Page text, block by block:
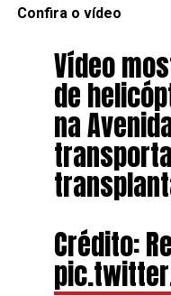
Confira o vídeo
Vídeo
de
na
Crédito: